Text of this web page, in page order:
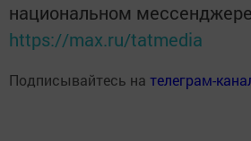
национальном
https://max.ru/tatmedia
Подписывайтесь на телеграм-